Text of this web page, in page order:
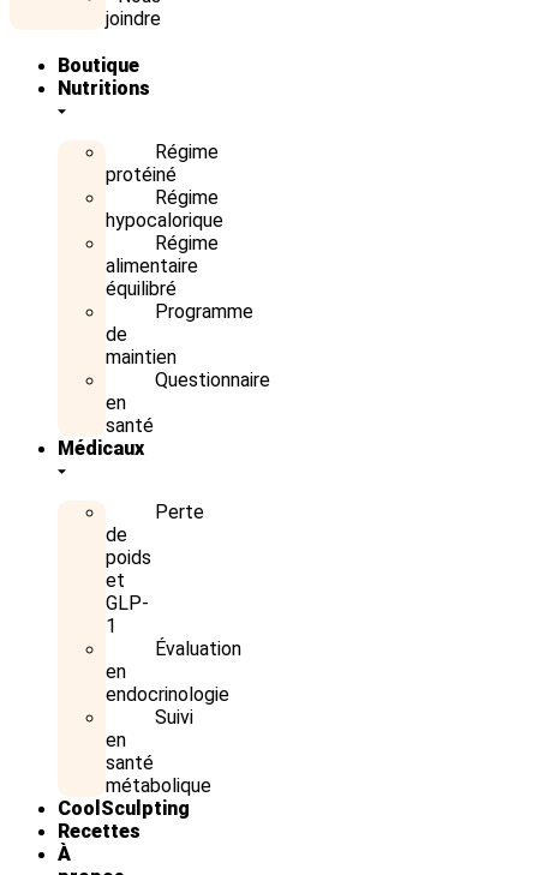
joindre
Boutique
Nutritions
Régime
protéiné
Régime
hypocalorique
Régime
alimentaire
équilibré
Programme
de
maintien
Questionnaire
en
santé
Médicaux
Perte
de
poids
et
GLP-
1
Évaluation
en
endocrinologie
Suivi
en
santé
métabolique
CoolSculpting
Recettes
À